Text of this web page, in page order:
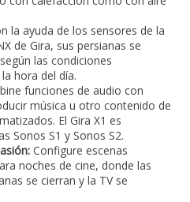
la ayuda de los sensores de la
de Gira, sus persianas se
las condiciones
hora del día.
funciones de audio con
música u otro contenido de
El Gira X1 es
Sonos S1 y Sonos S2.
Configure escenas
noches de cine, donde las
se cierran y la TV se